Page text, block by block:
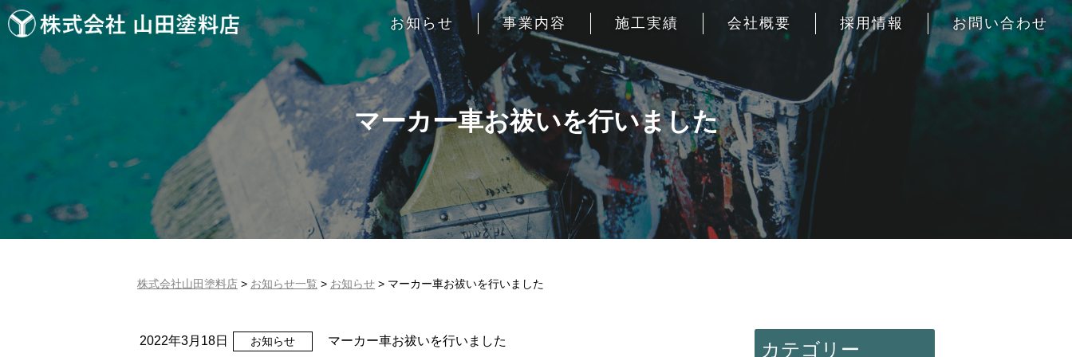
お知らせ 事業内容 施工実績 会社概要 採用情報 お問い合わせ
マーカー車お祓いを行いました
株式会社山田塗料店 > お知らせ一覧 > お知らせ > マーカー車お祓いを行いました
2022年3月18日 お知らせ マーカー車お祓いを行いました カテゴリー